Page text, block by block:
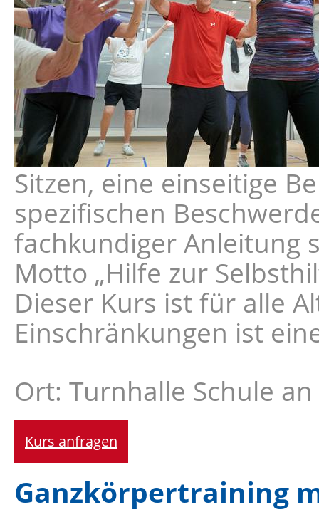
Sitzen, eine einseitige
spezifischen
fachkundiger Anleitung
Motto „Hilfe zur
Dieser Kurs ist für alle
Einschränkungen ist
Ort: Turnhalle Schule
Kurs anfragen
Ganzkörpertraining